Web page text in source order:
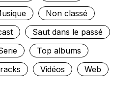
Non classé
Saut dans le passé
Top albums
Vidéos Web